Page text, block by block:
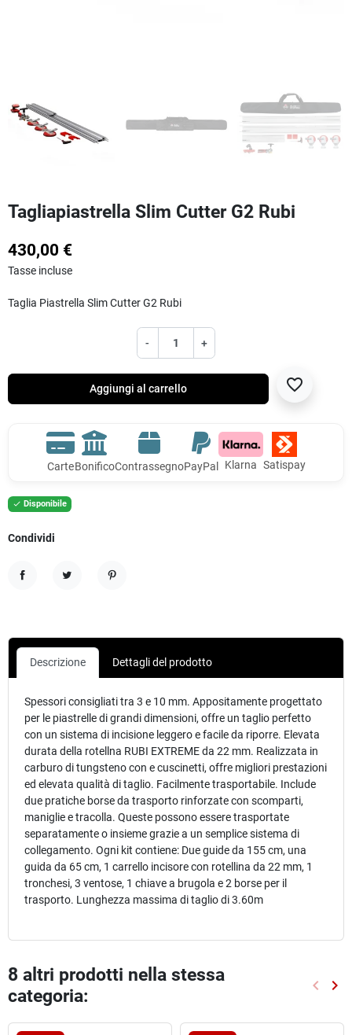
Tagliapiastrella Slim Cutter G2 Rubi
430,00 €
Tasse incluse
Taglia Piastrella Slim Cutter G2 Rubi
- +
Aggiungi al carrello favorite_border
CarteBonificoContrassegnoPayPal Klarna Satispay
 Disponibile
Condividi
Descrizione Dettagli del prodotto
Spessori consigliati tra 3 e 10 mm. Appositamente progettato
per le piastrelle di grandi dimensioni, offre un taglio perfetto
con un sistema di incisione leggero e facile da riporre. Elevata
durata della rotellna RUBI EXTREME da 22 mm. Realizzata in
carburo di tungsteno con e cuscinetti, offre migliori prestazioni
ed elevata qualità di taglio. Facilmente trasportabile. Include
due pratiche borse da trasporto rinforzate con scomparti,
maniglie e tracolla. Queste possono essere trasportate
separatamente o insieme grazie a un semplice sistema di
collegamento. Ogni kit contiene: Due guide da 155 cm, una
guida da 65 cm, 1 carrello incisore con rotellina da 22 mm, 1
tronchesi, 3 ventose, 1 chiave a brugola e 2 borse per il
trasporto. Lunghezza massima di taglio di 3.60m
8 altri prodotti nella stessa
categoria:
keyboard_arrow_left keyboard_arrow_right